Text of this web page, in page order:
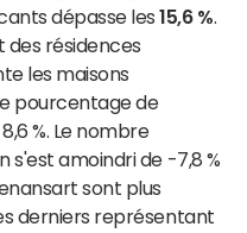
dépasse les15,6 %
des résidences
les maisons
pourcentage de
%. Le nombre
s'est amoindri de -7,8 %
sont plus
derniers représentant